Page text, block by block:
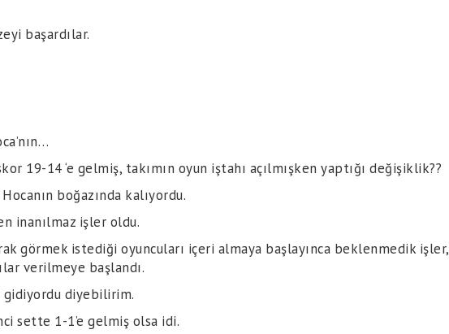
başardılar.
19-14 ‘e gelmiş, takımın oyun iştahı açılmışken yaptığı değişiklik??
boğazında kalıyordu.
inanılmaz işler oldu.
görmek istediği oyuncuları içeri almaya başlayınca beklenmedik işler,
verilmeye başlandı.
diyebilirim.
sette 1-1’e gelmiş olsa idi.